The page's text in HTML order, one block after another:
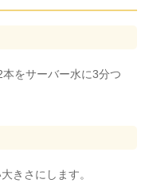
をサーバー水に3分つ
きさにします。